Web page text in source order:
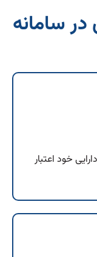
در سامانه
خود اعتبار